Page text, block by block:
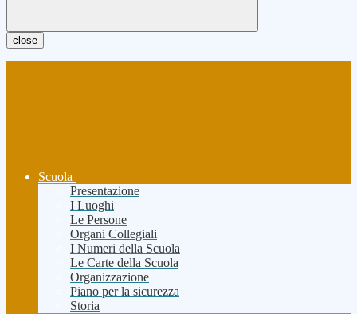
close
Scuola
Presentazione
I Luoghi
Le Persone
Organi Collegiali
I Numeri della Scuola
Le Carte della Scuola
Organizzazione
Piano per la sicurezza
Storia